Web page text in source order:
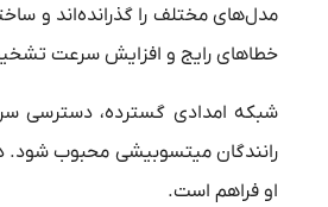
مدل‌های مختلف را گذرانده‌اند و
خطاهای رایج و افزایش سرعت
شبکه امدادی گسترده، دسترسی سریع و پشتیبانی ۲۴ساعته نیز از دیگر
رانندگان میتسوبیشی محبوب شود.
او فراهم است.